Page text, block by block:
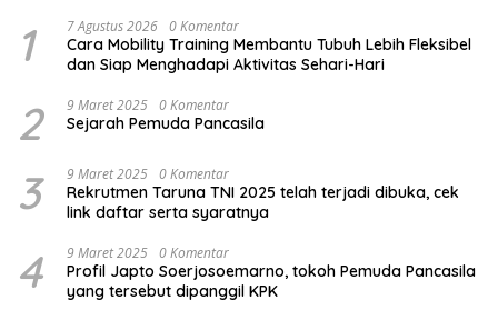
1 7 Agustus 2026 0 Komentar
Cara Mobility Training Membantu Tubuh Lebih Fleksibel
dan Siap Menghadapi Aktivitas Sehari-Hari
2 9 Maret 2025 0 Komentar
Sejarah Pemuda Pancasila
3 9 Maret 2025 0 Komentar
Rekrutmen Taruna TNI 2025 telah terjadi dibuka, cek
link daftar serta syaratnya
4 9 Maret 2025 0 Komentar
Profil Japto Soerjosoemarno, tokoh Pemuda Pancasila
yang tersebut dipanggil KPK